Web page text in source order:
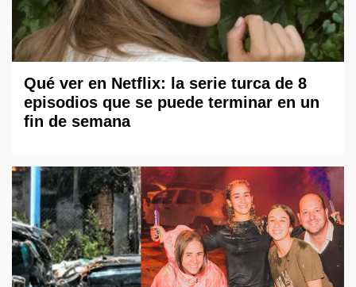
Qué ver en Netflix: la serie turca de 8
episodios que se puede terminar en un
fin de semana